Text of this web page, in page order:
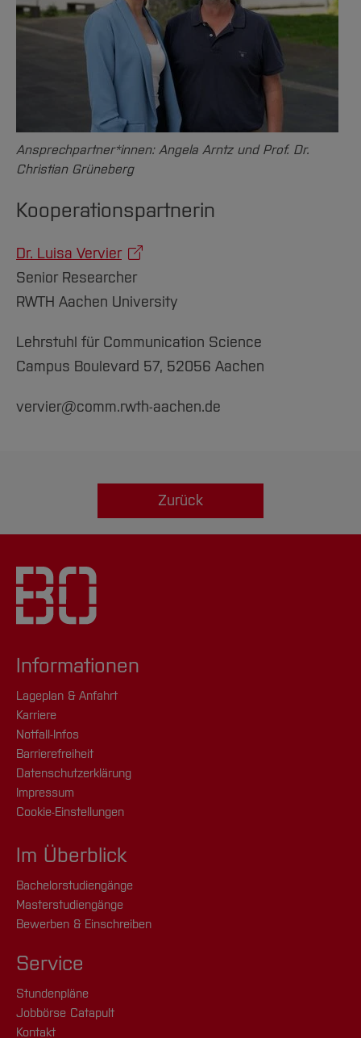
Ansprechpartner*innen: Angela Arntz und Prof. Dr.
Christian Grüneberg
Kooperationspartnerin
Dr. Luisa Vervier
Senior Researcher
RWTH Aachen University
Lehrstuhl für Communication Science
Campus Boulevard 57, 52056 Aachen
vervier@comm.rwth-aachen.de
Zurück
Informationen
Lageplan & Anfahrt
Karriere
Notfall-Infos
Barrierefreiheit
Datenschutzerklärung
Impressum
Cookie-Einstellungen
Im Überblick
Bachelorstudiengänge
Masterstudiengänge
Bewerben & Einschreiben
Service
Stundenpläne
Jobbörse Catapult
Kontakt